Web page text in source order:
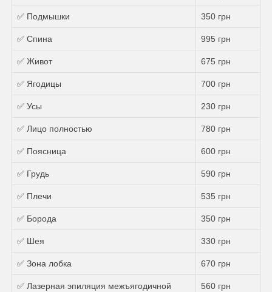
✅ Подмышки 350 грн
✅ Спина 995 грн
✅ Живот 675 грн
✅ Ягодицы 700 грн
✅ Усы 230 грн
✅ Лицо полностью 780 грн
✅ Поясница 600 грн
✅ Грудь 590 грн
✅ Плечи 535 грн
✅ Борода 350 грн
✅ Шея 330 грн
✅ Зона лобка 670 грн
✅ Лазерная эпиляция межъягодичной
560 грн